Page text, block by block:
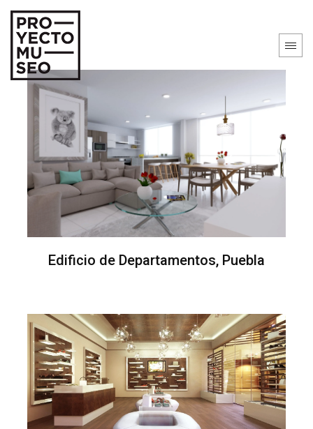
Edificio de Departamentos, Puebla